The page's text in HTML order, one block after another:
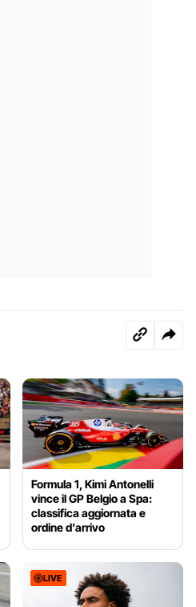
Formula 1, Kimi Antonelli
vince il GP Belgio a Spa:
classifica aggiornata e
ordine d’arrivo
LIVE